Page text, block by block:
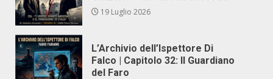
19 Luglio 2026
L’Archivio dell’Ispettore Di
Falco | Capitolo 32: Il Guardiano
del Faro